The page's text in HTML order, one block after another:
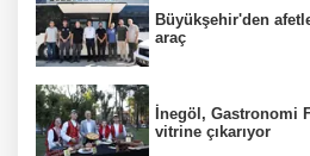
Büyükşehir'den
araç
İnegöl, Gastronomi
vitrine çıkarıyor